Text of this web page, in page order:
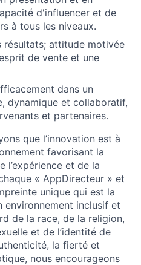
d'influencer et de
à tous les niveaux.
résultats; attitude motivée
de vente et une
dans un
dynamique et collaboratif,
et partenaires.
que l’innovation est à
favorisant la
l’expérience et de la
« AppDirecteur » et
unique qui est la
environnement inclusif et
de la race, de la religion,
et de l’identité de
la fierté et
nous encourageons